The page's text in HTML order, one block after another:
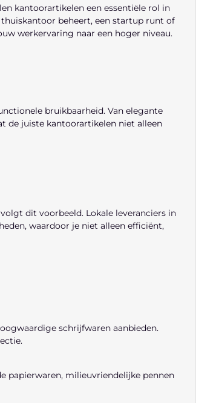
kantoorartikelen een essentiële rol in
beheert, een startup runt of
werkervaring naar een hoger niveau.
bruikbaarheid. Van elegante
de juiste kantoorartikelen niet alleen
dit voorbeeld. Lokale leveranciers in
waardoor je niet alleen efficiënt,
schrijfwaren aanbieden.
papierwaren, milieuvriendelijke pennen